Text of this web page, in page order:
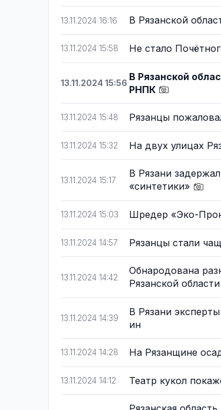
13.11.2024 16:16 В Рязанской
13.11.2024 15:58 Не стало
13.11.2024 15:56
В Рязанской
РНПК
13.11.2024 15:48 Рязанцы
13.11.2024 15:32 На двух улицах
13.11.2024 15:17
В Рязани
«синтетики»
13.11.2024 15:03 Шредер «Эко-
13.11.2024 14:57 Рязанцы стали
13.11.2024 14:42
Обнародована
Рязанской области
13.11.2024 14:39
В Рязани
ин
13.11.2024 14:28 На Рязанщине
13.11.2024 14:12 Театр кукол